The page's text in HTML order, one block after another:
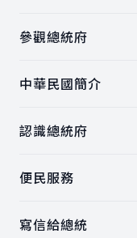
參觀總統府
中華民國簡介
認識總統府
便民服務
寫信給總統